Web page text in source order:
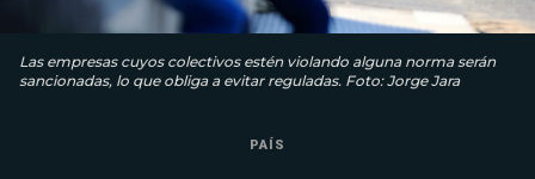
Las empresas cuyos colectivos estén violando alguna norma serán
sancionadas, lo que obliga a evitar reguladas. Foto: Jorge Jara
PAÍS